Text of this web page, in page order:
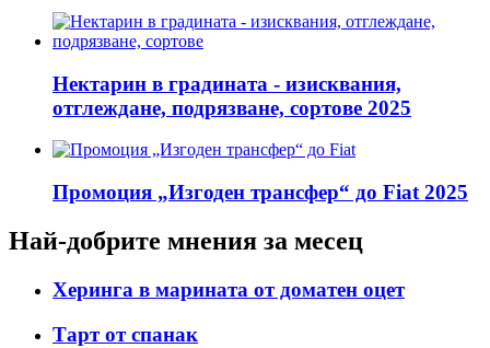
Нектарин в градината - изисквания,
отглеждане, подрязване, сортове 2025
Промоция „Изгоден трансфер“ до Fiat 2025
Най-добрите мнения за месец
Херинга в марината от доматен оцет
Тарт от спанак